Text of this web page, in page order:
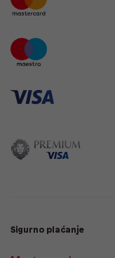
Sigurno plaćanje